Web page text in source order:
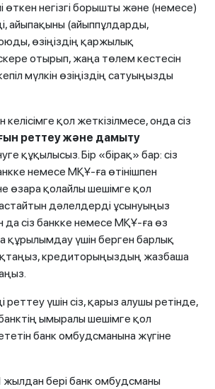
өткен негізгі борышты және (немесе)
айыпақыны (айыппұлдарды,
өзіңіздің қаржылық
отырып, жаңа төлем кестесін
мүлкін өзіңіздің сатуыңызды
қол жеткізілмесе, онда сіз
реттеу және дамыту
құқылысыз. Бір «бірақ» бар: сіз
немесе МҚҰ-ға өтінішпен
өзара қолайлы шешімге қол
дәлелдерді ұсынуыңыз
сіз банкке немесе МҚҰ-ға өз
құрылымдау үшін берген барлық
кредиторыңыздың жазбаша
реттеу үшін сіз, қарыз алушы ретінде,
ымыралы шешімге қол
банк омбудсманына жүгіне
жылдан бері банк омбудсманы